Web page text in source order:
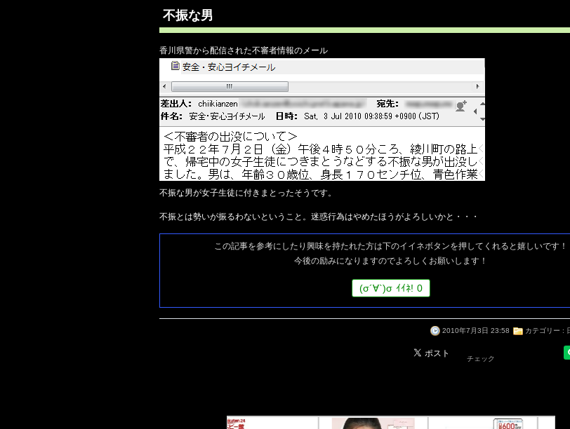
不振な男
香川県警から配信された不審者情報のメール
不振な男が女子生徒に付きまとったそうです。
不振とは勢いが振るわないということ。迷惑行為はやめたほうがよろしいかと・・・
この記事を参考にしたり興味を持たれた方は下のイイネボタンを押してくれると嬉しいです！
今後の励みになりますのでよろしくお願いします！
(σ´∀`)σ ｲｲﾈ! 0
2010年7月3日 23:58 カテゴリー :
チェック